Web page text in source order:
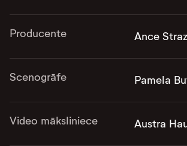
Producente Ance
Scenogrāfe Pamela
Video māksliniece Austra